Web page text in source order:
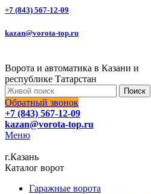
+7 (843) 567-12-09
kazan@vorota-top.ru
Ворота и автоматика в Казани и
республике Татарстан
Поиск
Обратный звонок
+7 (843) 567-12-09
kazan@vorota-top.ru
Меню
г.Казань
Каталог ворот
Гаражные ворота